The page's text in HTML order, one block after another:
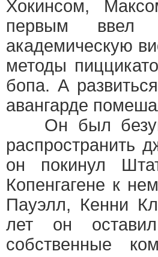
Хокинсом,
первым ввел
академическую
методы
бопа. А
авангарде
Он был
распространить
он покинул
Копенгагене к
Пауэлл, Кенни
лет он
собственные